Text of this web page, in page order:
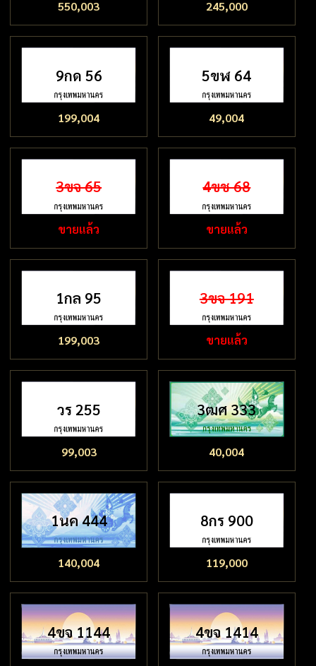
550,003 245,000
9กด 56
199,004
5ขฬ 64
49,004
3ขจ 65
ขายแล้ว
4ขช 68
ขายแล้ว
1กล 95
199,003
3ขจ 191
ขายแล้ว
วร 255
99,003
3ฒศ 333
40,004
1นค 444
140,004
8กร 900
119,000
4ขจ 1144 4ขจ 1414